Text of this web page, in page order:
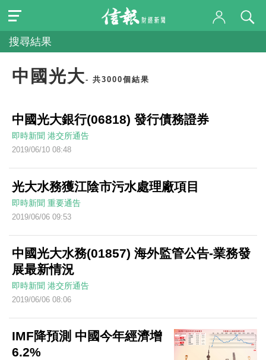
搜尋結果
中國光大- 共3000個結果
中國光大銀行(06818) 發行債務證券
即時新聞 港交所通告
2019/06/10 08:48
光大水務獲江陰市污水處理廠項目
即時新聞 重要通告
2019/06/06 09:53
中國光大水務(01857) 海外監管公告-業務發
展最新情況
即時新聞 港交所通告
2019/06/06 08:06
IMF降預測 中國今年經濟增
6.2%